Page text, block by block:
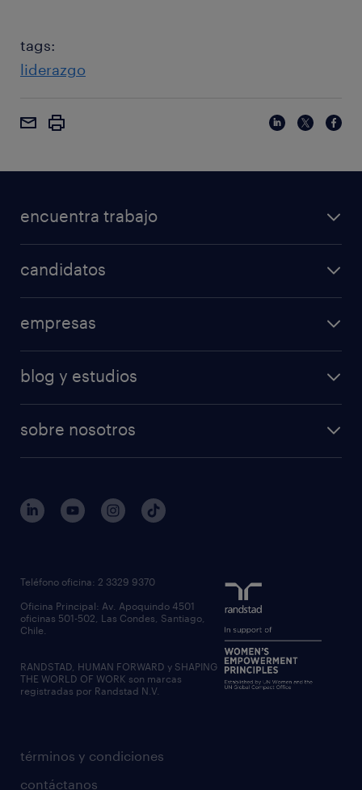
tags:
liderazgo
encuentra trabajo
candidatos
empresas
blog y estudios
sobre nosotros
términos y condiciones
contáctanos
Teléfono oficina: 2 3329 9370
Oficina Principal: Av. Apoquindo 4501
oficinas 501-502, Las Condes, Santiago,
Chile.
RANDSTAD, HUMAN FORWARD y SHAPING
THE WORLD OF WORK son marcas
registradas por Randstad N.V.